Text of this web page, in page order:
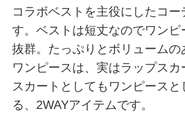
コラボベストを主役にしたコ
す。ベストは短丈なのでワンピ
抜群。たっぷりとボリュームの
ワンピースは、実はラップスカ
スカートとしてもワンピース
る、2WAYアイテムです。